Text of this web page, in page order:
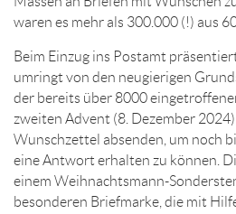
waren es mehr als 300.000 (!) aus
Beim Einzug ins Postamt
umringt von den neugierigen
der bereits über 8000
zweiten Advent (8. Dezember
Wunschzettel absenden, um noch
eine Antwort erhalten zu können.
einem Weihnachtsmann-
besonderen Briefmarke, die mit